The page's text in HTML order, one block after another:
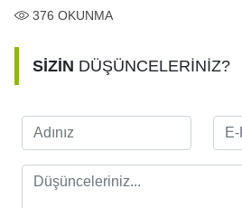
376 OKUNMA
SİZİN DÜŞÜNCELERİNİZ?